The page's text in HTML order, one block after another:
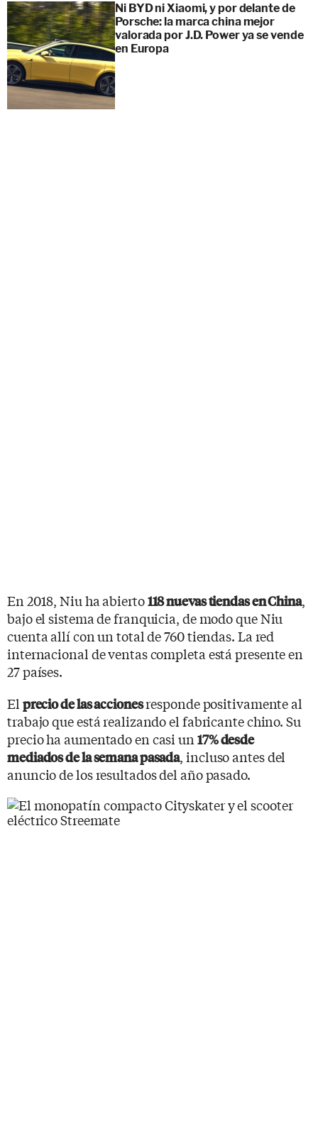
Ni BYD ni Xiaomi, y por delante de
Porsche: la marca china mejor
valorada por J.D. Power ya se vende
en Europa
En 2018, Niu ha abierto118 nuevas tiendas en China,
bajo el sistema de franquicia, de modo que Niu
cuenta allí con un total de 760 tiendas. La red
internacional de ventas completa está presente en
27 países.
El precio de las accionesresponde positivamente al
trabajo que está realizando el fabricante chino. Su
precio ha aumentado en casi un 17% desde
mediados de la semana pasada, incluso antes del
anuncio de los resultados del año pasado.